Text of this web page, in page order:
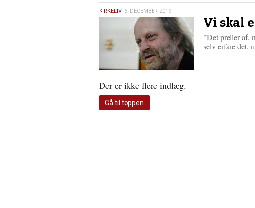
5.
KIRKELIV 5. DECEMBER 2019
Vi skal
”Det preller af,
selv erfare det,
Der er ikke flere indlæg.
Gå til toppen